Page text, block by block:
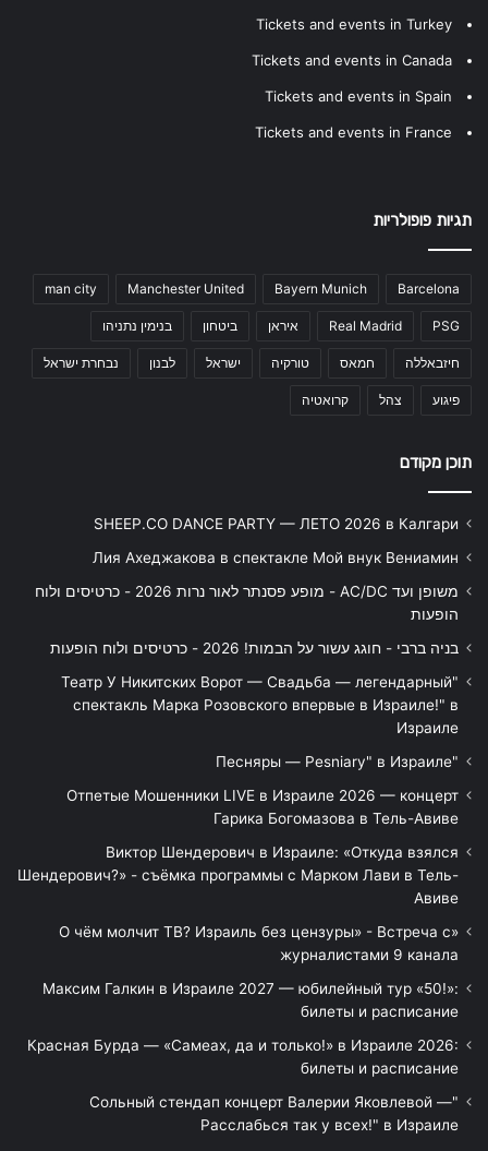
Tickets and events in Turkey
Tickets and events in Canada
Tickets and events in Spain
Tickets and events in France
תגיות פופולריות
Barcelona
Bayern Munich
Manchester United
man city
PSG
Real Madrid איראן ביטחון בנימין נתניהו
חיזבאללה חמאס טורקיה ישראל לבנון נבחרת ישראל
פיגוע צהל קרואטיה
תוכן מקודם
SHEEP.CO DANCE PARTY — ЛЕТО 2026 в Калгари
Лия Ахеджакова в спектакле Мой внук Вениамин
משופן ועד AC/DC - מופע פסנתר לאור נרות 2026 - כרטיסים ולוח
הופעות
בניה ברבי - חוגג עשור על הבמות! 2026 - כרטיסים ולוח הופעות
"Театр У Никитских Ворот — Свадьба — легендарный
спектакль Марка Розовского впервые в Израиле!" в
Израиле
"Песняры — Pesniary" в Израиле
Отпетые Мошенники LIVE в Израиле 2026 — концерт
Гарика Богомазова в Тель-Авиве
Виктор Шендерович в Израиле: «Откуда взялся
Шендерович?» - съёмка программы с Марком Лави в Тель-
Авиве
«О чём молчит ТВ? Израиль без цензуры» - Встреча с
журналистами 9 канала
Максим Галкин в Израиле 2027 — юбилейный тур «50!»:
билеты и расписание
Красная Бурда — «Самеах, да и только!» в Израиле 2026:
билеты и расписание
"Сольный стендап концерт Валерии Яковлевой —
Расслабься так у всех!" в Израиле